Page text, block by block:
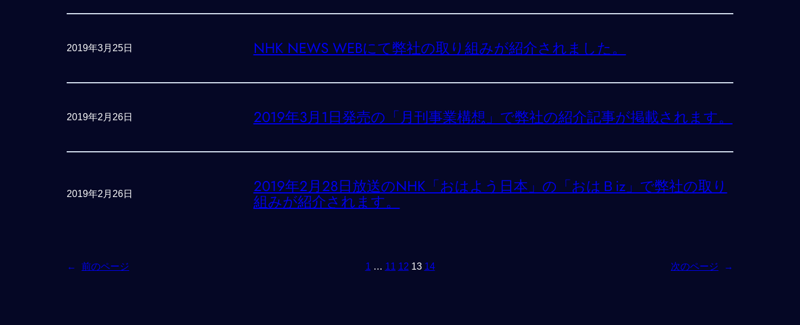
2019年3月25日 NHK NEWS WEBにて弊社の取り組みが紹介されました。
2019年2月26日 2019年3月1日発売の「月刊事業構想」で弊社の紹介記事が掲載されます。
2019年2月26日 2019年2月28日放送のNHK「おはよう日本」の「おはＢiz」で弊社の取り
組みが紹介されます。
← 前のページ 1 … 11 12 13 14 次のページ →